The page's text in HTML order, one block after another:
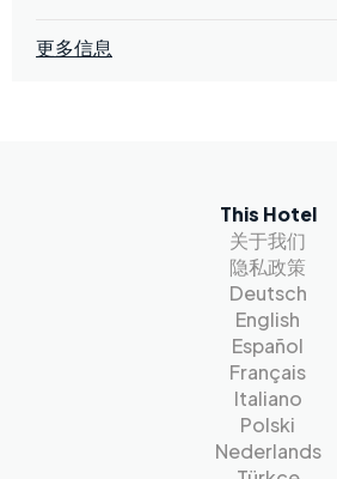
更多信息
This Hotel
关于我们
隐私政策
Deutsch
English
Español
Français
Italiano
Polski
Nederlands